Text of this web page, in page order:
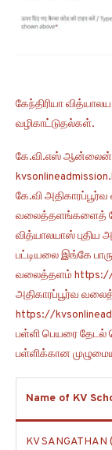
கேந்திரியா
வழிகாட்டுதல்கள்.
கே.வி.எஸ் ஆன்லைன்
கே.வி
வலைத்தளங்களைத்
வித்யாலயாஸ் புதிய
பட்டியலை இங்கே
வலைத்தளம் https://
அதிகாரப்பூர்வ
https://
பள்ளி பெயரை தேடல்
பள்ளிக்கான
Name of KV
KV SANGATHAN